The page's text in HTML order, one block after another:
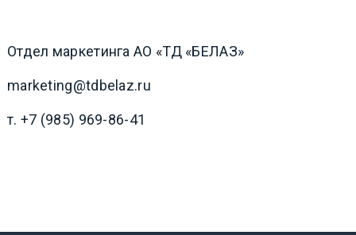
Отдел маркетинга АО «ТД «БЕЛАЗ»
marketing@tdbelaz.ru
т. +7 (985) 969-86-41